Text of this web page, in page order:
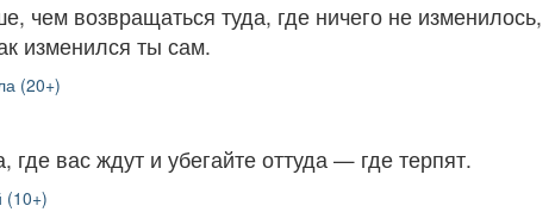
чем возвращаться туда, где ничего не изменилось,
изменился ты сам.
(20+)
где вас ждут и убегайте оттуда — где терпят.